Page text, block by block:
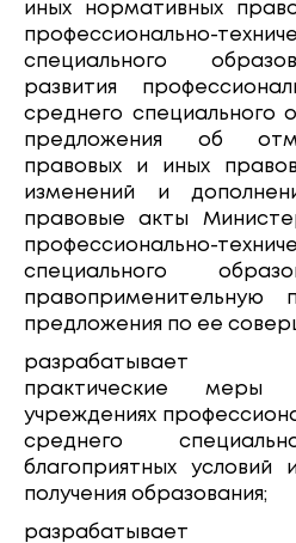
иных нормативных
профессионально-
специального
развития
среднего специального
предложения об
правовых и иных
изменений и
правовые акты
профессионально-
специального
правоприменительную
предложения по ее
разрабатывает
практические
учреждениях
среднего
благоприятных условий
получения образования;
разрабатывает